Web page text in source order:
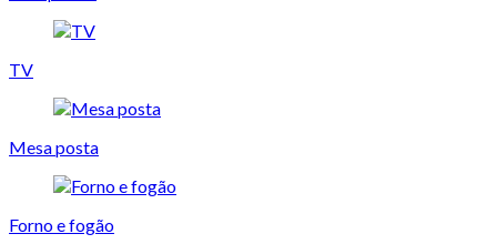
TV
Mesa posta
Forno e fogão